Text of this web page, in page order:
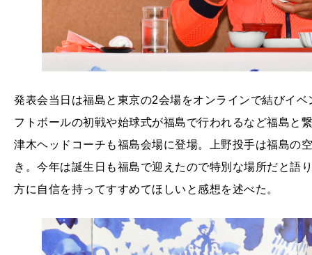
発表会当日は福島と東京の2会場をオンラインで結びイ
フトボールの初戦や始球式が福島で行われるなど福島と
津木ヘッドコーチも福島会場に登場。上野投手は福島の
き。今年は誕生日も福島で迎えたので特別な場所だと語
方に自信を持ってすすめてほしいと感想を述べた。